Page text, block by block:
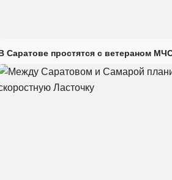
Саратове простятся с ветераном